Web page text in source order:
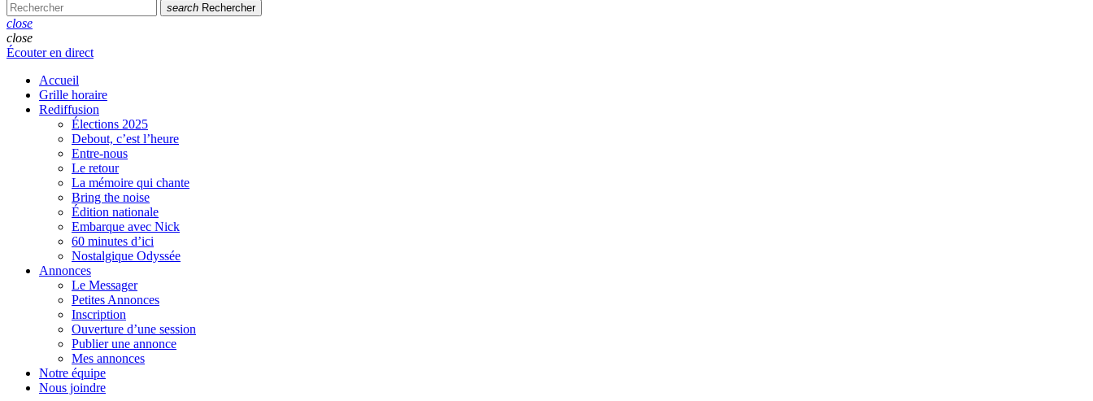
search Rechercher
close
close
Écouter en direct
Accueil
Grille horaire
Rediffusion
Élections 2025
Debout, c’est l’heure
Entre-nous
Le retour
La mémoire qui chante
Bring the noise
Édition nationale
Embarque avec Nick
60 minutes d’ici
Nostalgique Odyssée
Annonces
Le Messager
Petites Annonces
Inscription
Ouverture d’une session
Publier une annonce
Mes annonces
Notre équipe
Nous joindre